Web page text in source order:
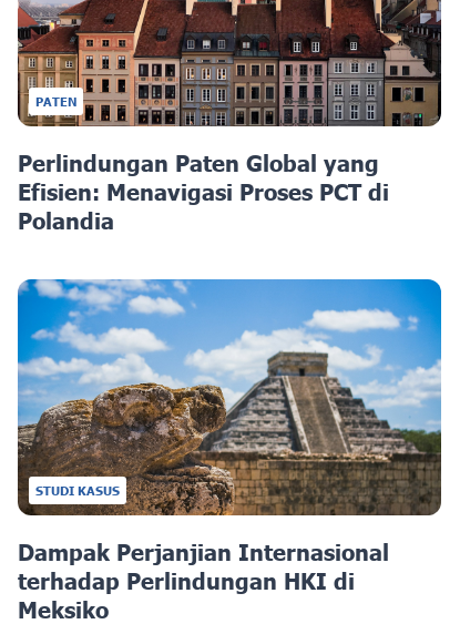
PATEN
Perlindungan Paten Global yang
Efisien: Menavigasi Proses PCT di
Polandia
STUDI KASUS
Dampak Perjanjian Internasional
terhadap Perlindungan HKI di
Meksiko